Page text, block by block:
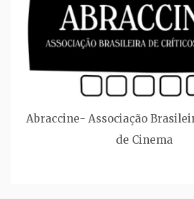
Abraccine- Associação
de Cinema